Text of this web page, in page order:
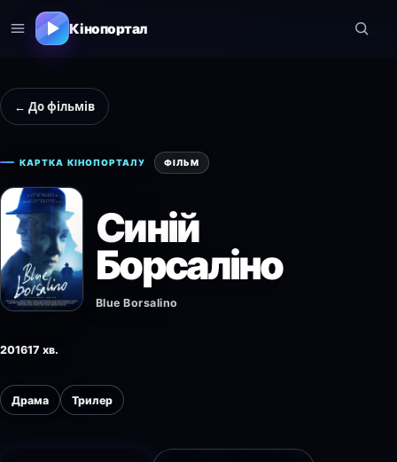
Кінопортал
← До фільмів
КАРТКА КІНОПОРТАЛУ ФІЛЬМ
Синій
Борсаліно
Blue Borsalino
201617 хв.
Драма Трилер